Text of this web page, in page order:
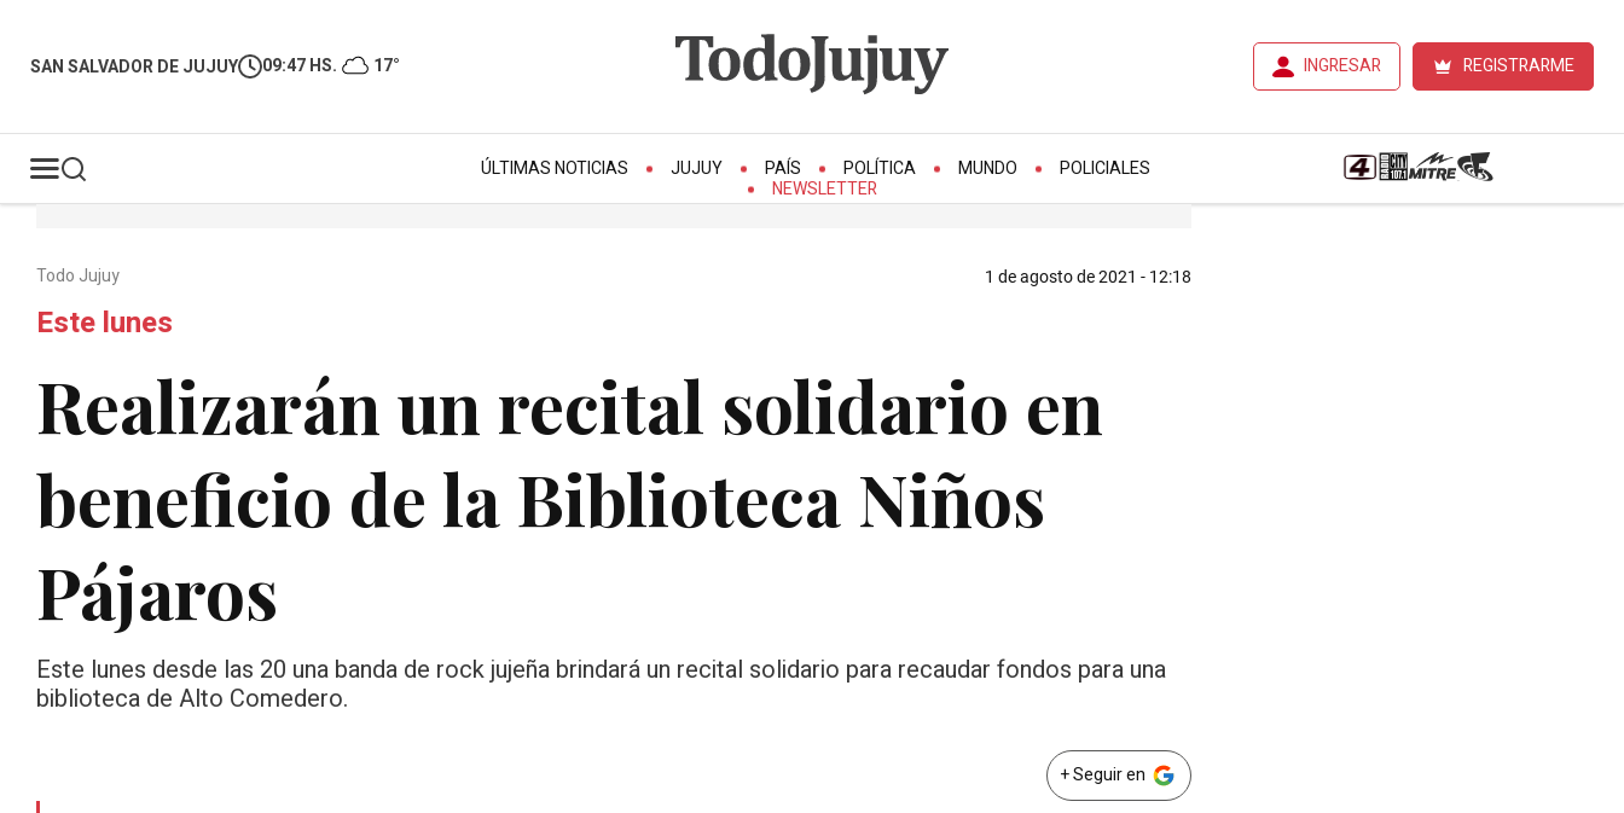
SAN SALVADOR DE JUJUY 09:47 HS. 17° INGRESAR REGISTRARME
ÚLTIMAS NOTICIAS JUJUY PAÍS POLÍTICA MUNDO
POLICIALES
NEWSLETTER
Todo Jujuy 1 de agosto de 2021 - 12:18
Este lunes
Realizarán un recital solidario en
beneficio de la Biblioteca Niños
Pájaros
Este lunes desde las 20 una banda de rock jujeña brindará un recital solidario para recaudar fondos para una
biblioteca de Alto Comedero.
+ Seguir en